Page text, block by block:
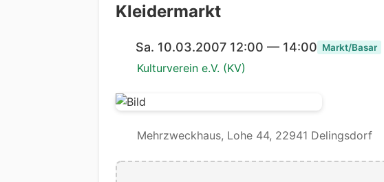
Kleidermarkt
Sa. 10.03.2007 12:00 — 14:00 Markt/Basar
Kulturverein e.V. (KV)
Mehrzweckhaus, Lohe 44, 22941 Delingsdorf